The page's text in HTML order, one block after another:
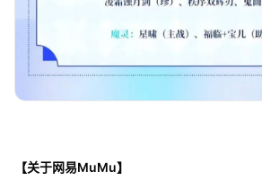
【关于网易MuMu】